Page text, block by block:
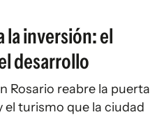
la inversión: el
desarrollo
Rosario reabre la puerta
el turismo que la ciudad